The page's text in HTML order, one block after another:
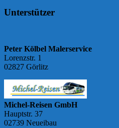
Unterstützer
Peter Kölbel Malerservice
Lorenzstr. 1
02827 Görlitz
Michel-Reisen GmbH
Hauptstr. 37
02739 Neueibau